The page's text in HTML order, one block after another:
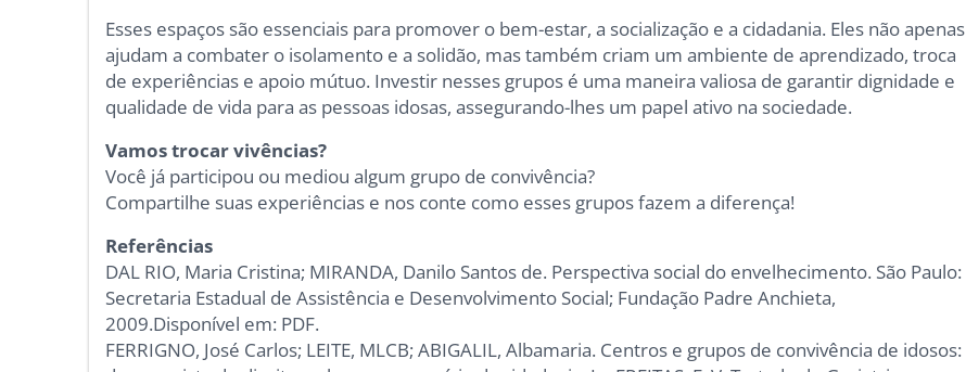
Esses espaços são essenciais para promover o bem-estar, a socialização e a cidadania. Eles não apenas
ajudam a combater o isolamento e a solidão, mas também criam um ambiente de aprendizado, troca
de experiências e apoio mútuo. Investir nesses grupos é uma maneira valiosa de garantir dignidade e
qualidade de vida para as pessoas idosas, assegurando-lhes um papel ativo na sociedade.
Vamos trocar vivências?
Você já participou ou mediou algum grupo de convivência?
Compartilhe suas experiências e nos conte como esses grupos fazem a diferença!
Referências
DAL RIO, Maria Cristina; MIRANDA, Danilo Santos de. Perspectiva social do envelhecimento. São Paulo:
Secretaria Estadual de Assistência e Desenvolvimento Social; Fundação Padre Anchieta,
2009.Disponível em: PDF.
FERRIGNO, José Carlos; LEITE, MLCB; ABIGALIL, Albamaria. Centros e grupos de convivência de idosos: